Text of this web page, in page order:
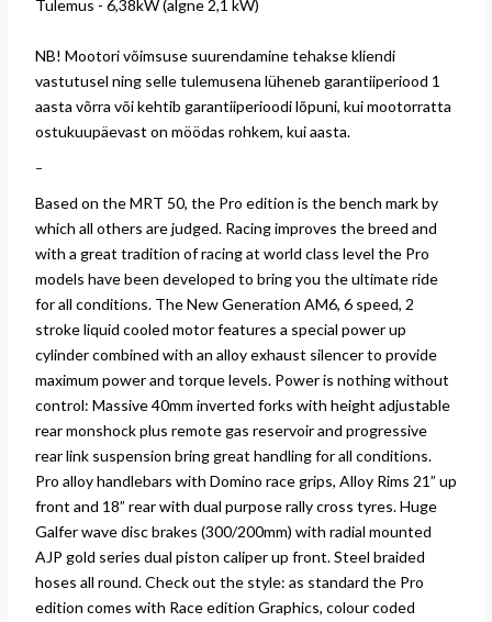
Tulemus - 6,38kW (algne 2,1 kW)
NB! Mootori võimsuse suurendamine tehakse kliendi
vastutusel ning selle tulemusena lüheneb garantiiperiood 1
aasta võrra või kehtib garantiiperioodi lõpuni, kui mootorratta
ostukuupäevast on möödas rohkem, kui aasta.
-
Based on the MRT 50, the Pro edition is the bench mark by
which all others are judged. Racing improves the breed and
with a great tradition of racing at world class level the Pro
models have been developed to bring you the ultimate ride
for all conditions. The New Generation AM6, 6 speed, 2
stroke liquid cooled motor features a special power up
cylinder combined with an alloy exhaust silencer to provide
maximum power and torque levels. Power is nothing without
control: Massive 40mm inverted forks with height adjustable
rear monshock plus remote gas reservoir and progressive
rear link suspension bring great handling for all conditions.
Pro alloy handlebars with Domino race grips, Alloy Rims 21” up
front and 18” rear with dual purpose rally cross tyres. Huge
Galfer wave disc brakes (300/200mm) with radial mounted
AJP gold series dual piston caliper up front. Steel braided
hoses all round. Check out the style: as standard the Pro
edition comes with Race edition Graphics, colour coded